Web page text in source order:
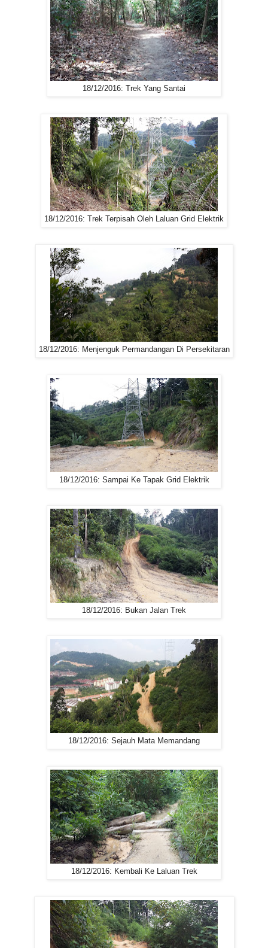
18/12/2016: Trek Yang Santai
18/12/2016: Trek Terpisah Oleh Laluan Grid Elektrik
18/12/2016: Menjenguk Permandangan Di Persekitaran
18/12/2016: Sampai Ke Tapak Grid Elektrik
18/12/2016: Bukan Jalan Trek
18/12/2016: Sejauh Mata Memandang
18/12/2016: Kembali Ke Laluan Trek